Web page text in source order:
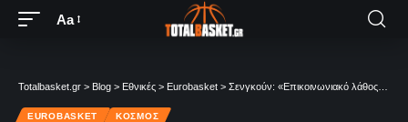
Aa
Totalbasket.gr > Blog > Εθνικές > Eurobasket > Σενγκούν: «Επικοινωνιακό λάθος η ανάρτηση – Τρέφω μεγάλο σεβασμό στους Έλληνες»
EUROBASKET ΚΌΣΜΟΣ